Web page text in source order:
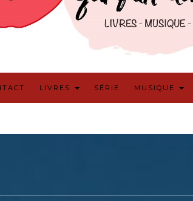
LIVRES SÉRIE MUSIQUE